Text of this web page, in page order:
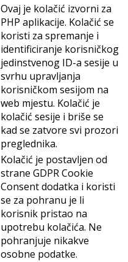
Ovaj je kolačić izvorni za
PHP aplikacije. Kolačić se
koristi za spremanje i
identificiranje korisničkog
jedinstvenog ID-a sesije u
svrhu upravljanja
korisničkom sesijom na
web mjestu. Kolačić je
kolačić sesije i briše se
kad se zatvore svi prozori
preglednika.
Kolačić je postavljen od
strane GDPR Cookie
Consent dodatka i koristi
se za pohranu je li
korisnik pristao na
upotrebu kolačića. Ne
pohranjuje nikakve
osobne podatke.